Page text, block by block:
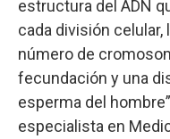
estructura del ADN
cada división celular,
número de
fecundación y una
esperma del
especialista en